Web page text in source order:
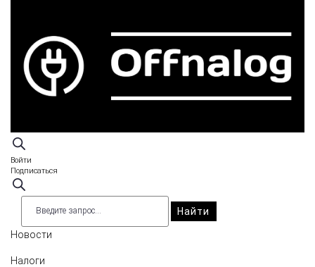
Войти
Подписаться
Найти
Новости
Налоги